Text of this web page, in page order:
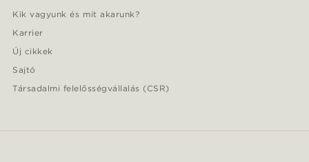
Kik vagyunk és mit akarunk?
Karrier
Új cikkek
Sajtó
Társadalmi felelősségvállalás (CSR)